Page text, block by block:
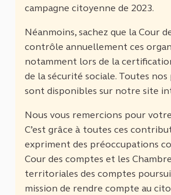
campagne citoyenne de 2023.
Néanmoins, sachez que la Cour
contrôle annuellement ces
notamment lors de la
de la sécurité sociale. Toutes
sont disponibles sur notre site
Nous vous remercions pour
C’est grâce à toutes ces
expriment des préoccupations
Cour des comptes et les
territoriales des comptes
mission de rendre compte au